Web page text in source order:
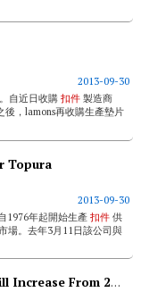
2013-09-30
自近日收購 扣件製造商
，lamons再收購生產墊片
Topura
2013-09-30
1976年起開始生產 扣件供
場。去年3月11日該公司與
Tax To Import Of Fasteners Machines Will Increase From 2% To 14%